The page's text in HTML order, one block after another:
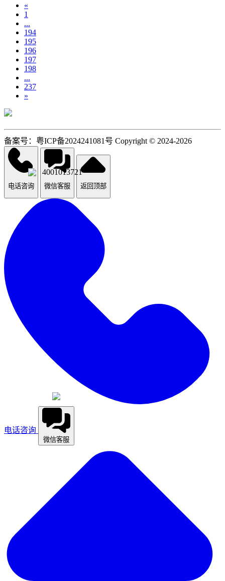
«
1
...
194
195
196
197
198
...
237
»
备案号：粤ICP备2024241081号 Copyright © 2024-2026
电话咨询
4001013721
微信客服 返回顶部
电话咨询
微信客服